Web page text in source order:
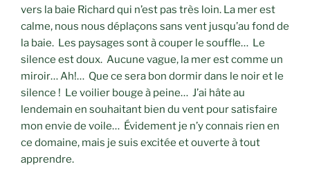
vers la baie Richard qui n’est pas très loin. La mer est
calme, nous nous déplaçons sans vent jusqu’au fond de
la baie. Les paysages sont à couper le souffle… Le
silence est doux. Aucune vague, la mer est comme un
miroir… Ah!… Que ce sera bon dormir dans le noir et le
silence ! Le voilier bouge à peine… J’ai hâte au
lendemain en souhaitant bien du vent pour satisfaire
mon envie de voile… Évidement je n’y connais rien en
ce domaine, mais je suis excitée et ouverte à tout
apprendre.